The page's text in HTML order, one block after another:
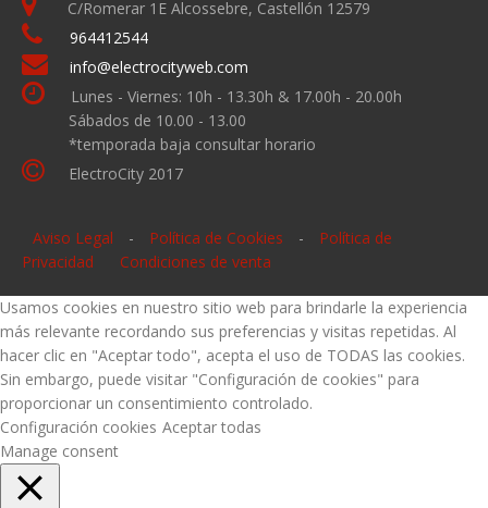
C/Romerar 1E Alcossebre, Castellón 12579
964412544
info@electrocityweb.com
Lunes - Viernes: 10h - 13.30h & 17.00h - 20.00h
Sábados de 10.00 - 13.00
*temporada baja consultar horario
ElectroCity 2017
Aviso Legal - Política de Cookies -
Política de
Privacidad
Condiciones de venta
Usamos cookies en nuestro sitio web para brindarle la experiencia
más relevante recordando sus preferencias y visitas repetidas. Al
hacer clic en "Aceptar todo", acepta el uso de TODAS las cookies.
Sin embargo, puede visitar "Configuración de cookies" para
proporcionar un consentimiento controlado.
Configuración cookies Aceptar todas
Manage consent